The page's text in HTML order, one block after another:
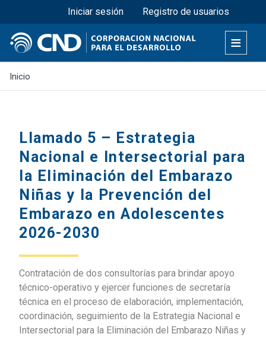
Pasar
al
contenido
principal
Menú superior
Iniciar sesión Registro de usuarios
Inicio
Llamado 5 – Estrategia
Nacional e Intersectorial para
la Eliminación del Embarazo
Niñas y la Prevención del
Embarazo en Adolescentes
2026-2030
Contratación de dos consultorías para brindar apoyo
técnico-operativo y ejercer funciones de secretaría
técnica en el proceso de elaboración, implementación,
coordinación, seguimiento de la Estrategia Nacional e
Intersectorial para la Eliminación del Embarazo Niñas y